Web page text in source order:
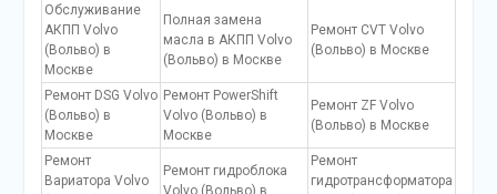
Обслуживание
АКПП Volvo
(Вольво) в
Москве
Полная замена
масла в АКПП Volvo
(Вольво) в Москве
Ремонт CVT Volvo
(Вольво) в Москве
Ремонт DSG Volvo
(Вольво) в
Москве
Ремонт PowerShift
Volvo (Вольво) в
Москве
Ремонт ZF Volvo
(Вольво) в Москве
Ремонт
Вариатора Volvo
Ремонт гидроблока
Volvo (Вольво) в
Ремонт
гидротрансформатора